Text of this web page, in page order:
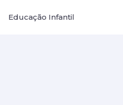
Educação Infantil